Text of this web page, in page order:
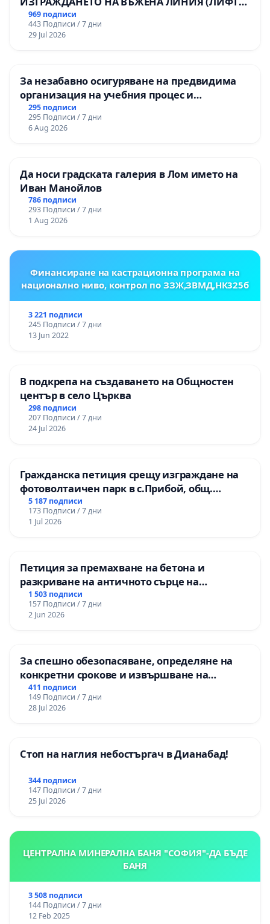
НА ТЕРИТОРИЯТА НА ПРИРОДНА
ЗАБЕЛЕЖИТЕЛНОСТ „ХЪЛМ НА
ОСВОБОДИТЕЛИТЕ“ (БУНАРДЖИК)
969 подписи
443 Подписи / 7 дни
29 Jul 2026
За незабавно осигуряване на предвидима
организация на учебния процес и
гарантиране на правото на равнопоставено
и качествено образование на учениците от
ОУ „Княз Александър I“ и Хуманитарна
295 подписи
295 Подписи / 7 дни
6 Aug 2026
Да носи градската галерия в Лом името на
Иван Манойлов
786 подписи
293 Подписи / 7 дни
1 Aug 2026
Финансиране на кастрационна програма на
национално ниво, контрол по ЗЗЖ,ЗВМД,НК325б
3 221 подписи
245 Подписи / 7 дни
13 Jun 2022
В подкрепа на създаването на Общностен
център в село Църква
298 подписи
207 Подписи / 7 дни
24 Jul 2026
Гражданска петиция срещу изграждане на
фотоволтаичен парк в с.Прибой, общ.
Радомир
5 187 подписи
173 Подписи / 7 дни
1 Jul 2026
Петиция за премахване на бетона и
разкриване на античното сърце на
Могиланската могила във Враца
1 503 подписи
157 Подписи / 7 дни
2 Jun 2026
За спешно обезопасяване, определяне на
конкретни срокове и извършване на
цялостна рехабилитация на
републиканския път между пътен възел АМ
„Тракия“ - гр. Ихтиман - с. Мирово - к.к.
411 подписи
149 Подписи / 7 дни
28 Jul 2026
Стоп на наглия небостъргач в Дианабад!
344 подписи
147 Подписи / 7 дни
25 Jul 2026
ЦЕНТРАЛНА МИНЕРАЛНА БАНЯ "СОФИЯ"-ДА БЪДЕ
БАНЯ
3 508 подписи
144 Подписи / 7 дни
12 Feb 2025